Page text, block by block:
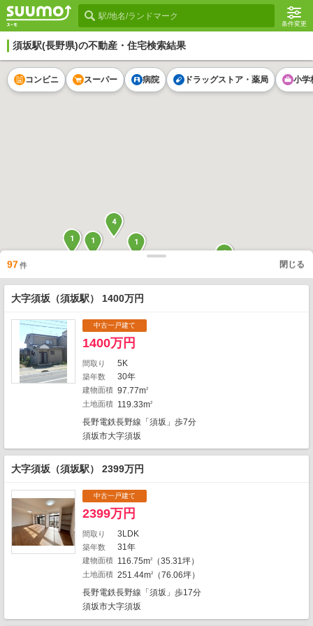
条件変更
須坂駅(長野県)の不動産・住宅検索結果
1
4
2
1 1
1
1
2
1
コンビニ スーパー 病院 ドラッグストア・薬局 小学
97件 閉じる
大字須坂（須坂駅） 1400万円
中古一戸建て
1400万円
間取り 5K
築年数 30年
建物面積 97.77m2
土地面積 119.33m2
長野電鉄長野線「須坂」歩7分
須坂市大字須坂
大字須坂（須坂駅） 2399万円
中古一戸建て
2399万円
間取り 3LDK
築年数 31年
建物面積 116.75m2 （35.31坪）
土地面積 251.44m2
（76.06坪）
長野電鉄長野線「須坂」歩17分
須坂市大字須坂